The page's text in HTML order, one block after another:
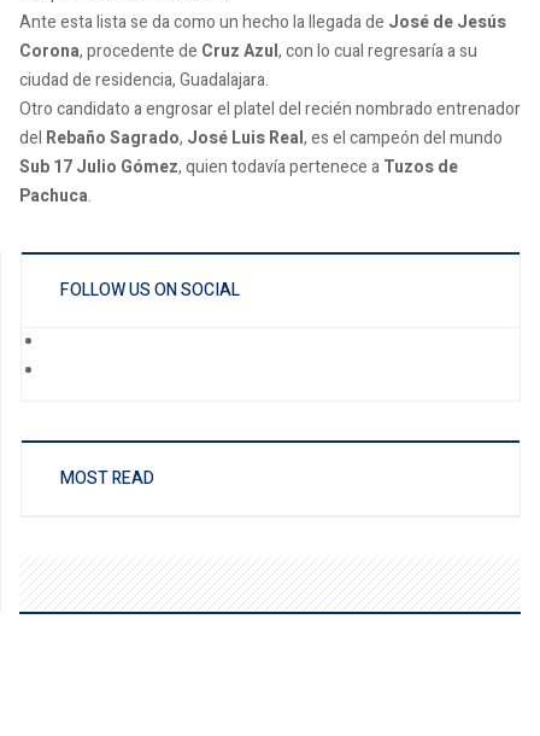
Ante esta lista se da como un hecho la llegada de José de Jesús
Corona, procedente de Cruz Azul, con lo cual regresaría a su
ciudad de residencia, Guadalajara.
Otro candidato a engrosar el platel del recién nombrado entrenador
del Rebaño Sagrado, José Luis Real, es el campeón del mundo
Sub 17 Julio Gómez, quien todavía pertenece aTuzos de
Pachuca.
FOLLOW US ON SOCIAL
MOST READ